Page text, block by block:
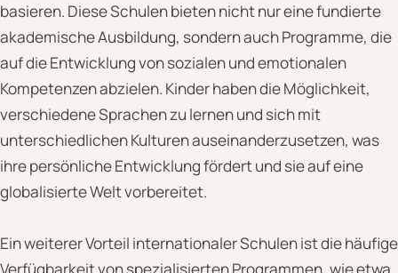
basieren. Diese Schulen bieten nicht nur eine fundierte
akademische Ausbildung, sondern auch Programme, die
auf die Entwicklung von sozialen und emotionalen
Kompetenzen abzielen. Kinder haben die Möglichkeit,
verschiedene Sprachen zu lernen und sich mit
unterschiedlichen Kulturen auseinanderzusetzen, was
ihre persönliche Entwicklung fördert und sie auf eine
globalisierte Welt vorbereitet.
Ein weiterer Vorteil internationaler Schulen ist die häufige